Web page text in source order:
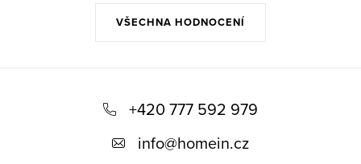
VŠECHNA HODNOCENÍ
+420 777 592 979
info@homein.cz